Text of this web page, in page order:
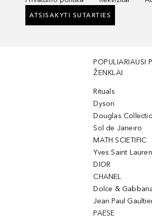
ATSISAKYTI SUTARTIES
POPULIARIAUSI
ŽENKLAI
Rituals
Dyson
Douglas
Sol de Janeiro
MATH SCIETIFIC
Yves Saint
DIOR
CHANEL
Dolce &
Jean Paul
PAESE